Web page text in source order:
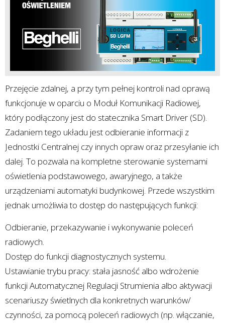
Przejęcie zdalnej, a przy tym pełnej kontroli nad oprawą
funkcjonuje w oparciu o Moduł Komunikacji Radiowej,
który podłączony jest do statecznika Smart Driver (SD).
Zadaniem tego układu jest odbieranie informacji z
Jednostki Centralnej czy innych opraw oraz przesyłanie ich
dalej. To pozwala na kompletne sterowanie systemami
oświetlenia podstawowego, awaryjnego, a także
urządzeniami automatyki budynkowej. Przede wszystkim
jednak umożliwia to dostęp do następujących funkcji:
Odbieranie, przekazywanie i wykonywanie poleceń
radiowych.
Dostęp do funkcji diagnostycznych systemu.
Ustawianie trybu pracy: stała jasność albo wdrożenie
funkcji Automatycznej Regulacji Strumienia albo aktywacji
scenariuszy świetlnych dla konkretnych warunków/
czynności, za pomocą poleceń radiowych (np. włączanie,